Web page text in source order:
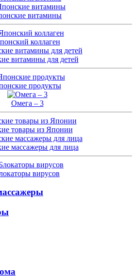
витамины
коллаген
витамины для детей
продукты
Омега – 3
товары из Японии
массажеры для лица
вирусов